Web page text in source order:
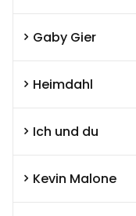
Gaby Gier
Heimdahl
Ich und du
Kevin Malone